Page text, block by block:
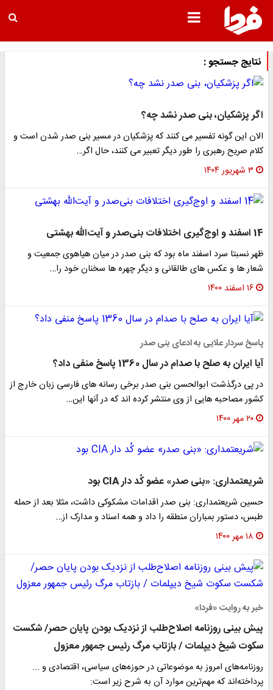
نتایج جستجو :
اگر پزشکیان، بنی صدر نشد چه؟
الان این گونه تفسیر می کنند که پزشکیان در مسیر بنی صدر شدن است و
کلام صریح رهبری را طور دیگر تعبیر می کنند، حال اگر…
۳ شهریور ۱۴۰۴
14 اسفند و اوج‌گیری اختلافات بنی‌صدر و آیت‌الله بهشتی
​ظهر نسبتا سرد اسفند ماه بود که بنی صدر در میان هیاهوی جمعیت و
شعار ها و عکس های طالقانی و دیگر چهره ها سخنان خود را…
۱۶ اسفند ۱۴۰۰
پاسخ سردار علایی به ادعای بنی صدر
آیا ایران به صلح با صدام در سال 1360 پاسخ منفی داد؟
در پی درگذشت ابوالحسن بنی صدر برخی رسانه های فارسی زبان خارج از
کشور مصاحبه هایی از وی منتشر کرده اند که در آنها این…
۲۰ مهر ۱۴۰۰
شریعتمداری: «بنی صدر» عضو کُد دار CIA بود
حسین شریعتمداری: بنی صدر اقدامات مشکوکی داشت، مثلا بعد از حمله
طبس، دستور بمباران منطقه را داد و همه اسناد و مدارک از…
۱۸ مهر ۱۴۰۰
خبر به روایت «فردا»
پیش بینی روزنامه اصلاح‌طلب از نزدیک بودن پایان حصر/ شکست
سکوت شیخ دیپلمات / بازتاب مرگ رئیس جمهور معزول
روزنامه‌های امروز به موضوعاتی در حوزه‌های سیاسی، اقتصادی و ...
پرداخته‌اند که مهم‌ترین موارد آن به شرح زیر است: